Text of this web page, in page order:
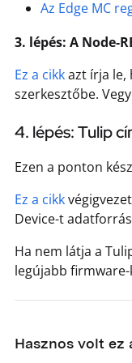
Az Edge MC
3. lépés: A Node-
Ez a cikkazt írja le,
szerkesztőbe.
4. lépés: Tulip
Ezen a ponton
Ez a cikk
Device-t
Ha nem látja a
legújabb
Hasznos volt ez